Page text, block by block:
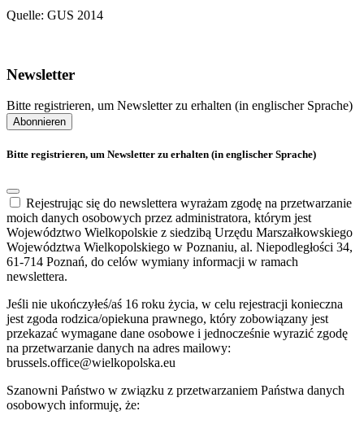
Quelle: GUS 2014
Newsletter
Bitte registrieren, um Newsletter zu erhalten (in englischer Sprache)
Abonnieren
Bitte registrieren, um Newsletter zu erhalten (in englischer Sprache)
Rejestrując się do newslettera wyrażam zgodę na przetwarzanie
moich danych osobowych przez administratora, którym jest
Województwo Wielkopolskie z siedzibą Urzędu Marszałkowskiego
Województwa Wielkopolskiego w Poznaniu, al. Niepodległości 34,
61-714 Poznań, do celów wymiany informacji w ramach
newslettera.
Jeśli nie ukończyłeś/aś 16 roku życia, w celu rejestracji konieczna
jest zgoda rodzica/opiekuna prawnego, który zobowiązany jest
przekazać wymagane dane osobowe i jednocześnie wyrazić zgodę
na przetwarzanie danych na adres mailowy:
brussels.office@wielkopolska.eu
Szanowni Państwo w związku z przetwarzaniem Państwa danych
osobowych informuję, że: